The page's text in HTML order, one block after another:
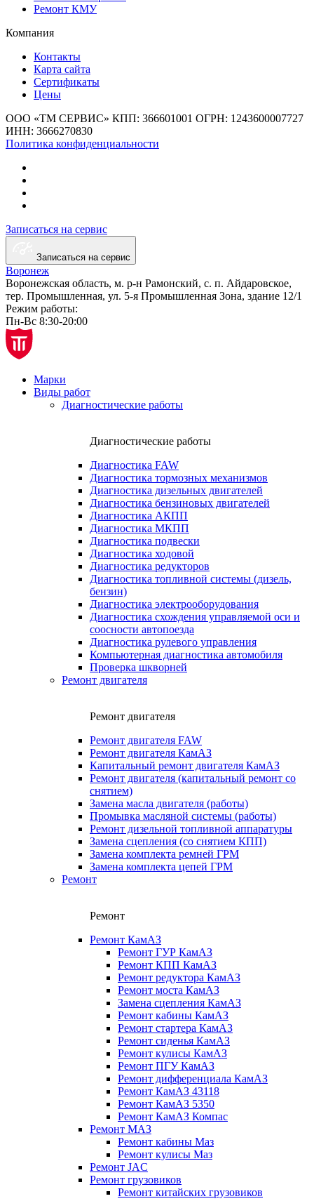
Чтобы быстрее оценить капитальный ремонт двигателя
КамАЗ, при обращении лучше сообщить модель мотора,
симптомы, пробег после прошлого ремонта и характер
технику в работу без лишних задержек.
Ремонт КМУ
Компания
Контакты
Карта сайта
Сертификаты
Цены
ООО «ТМ СЕРВИС» КПП: 366601001 ОГРН: 1243600007727
ИНН: 3666270830
Политика конфиденциальности
Записаться на сервис
Записаться на сервис
Воронеж
Воронежская область, м. р-н Рамонский, с. п. Айдаровское,
тер. Промышленная, ул. 5-я Промышленная Зона, здание 12/1
Режим работы:
Пн-Вс 8:30-20:00
Марки
Виды работ
Диагностические работы
Диагностические работы
Диагностика FAW
Диагностика тормозных механизмов
Диагностика дизельных двигателей
Диагностика бензиновых двигателей
Диагностика АКПП
Диагностика МКПП
Диагностика подвески
Диагностика ходовой
Диагностика редукторов
Диагностика топливной системы (дизель,
бензин)
Диагностика электрооборудования
Диагностика схождения управляемой оси и
соосности автопоезда
Диагностика рулевого управления
Компьютерная диагностика автомобиля
Проверка шкворней
Ремонт двигателя
Ремонт двигателя
Ремонт двигателя FAW
Ремонт двигателя КамАЗ
Капитальный ремонт двигателя КамАЗ
Ремонт двигателя (капитальный ремонт со
снятием)
Замена масла двигателя (работы)
Промывка масляной системы (работы)
Ремонт дизельной топливной аппаратуры
Замена сцепления (со снятием КПП)
Замена комплекта ремней ГРМ
Замена комплекта цепей ГРМ
Ремонт
Ремонт
Ремонт КамАЗ
Ремонт ГУР КамАЗ
Ремонт КПП КамАЗ
Ремонт редуктора КамАЗ
Ремонт моста КамАЗ
Замена сцепления КамАЗ
Ремонт кабины КамАЗ
Ремонт стартера КамАЗ
Ремонт сиденья КамАЗ
Ремонт кулисы КамАЗ
Ремонт ПГУ КамАЗ
Ремонт дифференциала КамАЗ
Ремонт КамАЗ 43118
Ремонт КамАЗ 5350
Ремонт КамАЗ Компас
Ремонт МАЗ
Ремонт кабины Маз
Ремонт кулисы Маз
Ремонт JAC
Ремонт грузовиков
Ремонт китайских грузовиков